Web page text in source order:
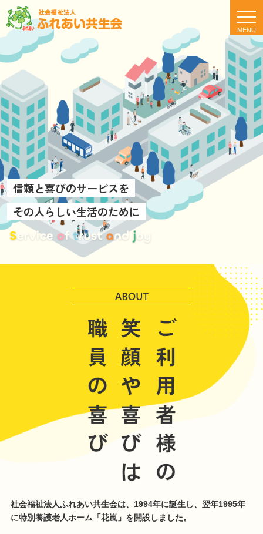
t
o
g
l
e
n
a
v
i
g
a
t
i
o
信頼と喜びのサービスを
その人らしい生活のために
社会福祉法人ふれあい共生会は、1994年に誕生し、翌年1995年
に特別養護老人ホーム「花嵐」を開設しました。